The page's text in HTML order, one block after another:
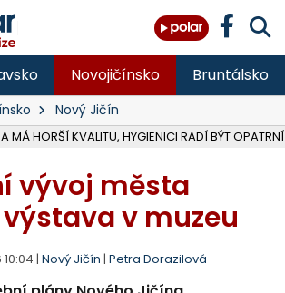
Novojičínsko Bruntálsko
Nový Jičín
MÁ HORŠÍ KVALITU, HYGIENICI RADÍ BÝT OPATRNÍ
vývoj města
v muzeu
| Nový Jičín | Petra Dorazilová